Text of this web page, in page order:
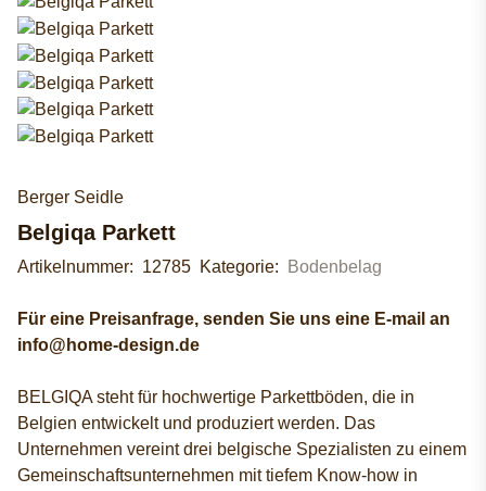
Berger Seidle
Belgiqa Parkett
Artikelnummer: 12785 Kategorie: Bodenbelag
Für eine Preisanfrage, senden Sie uns eine E-mail an
info@home-design.de
BELGIQA steht für hochwertige Parkettböden, die in
Belgien entwickelt und produziert werden. Das
Unternehmen vereint drei belgische Spezialisten zu einem
Gemeinschaftsunternehmen mit tiefem Know-how in